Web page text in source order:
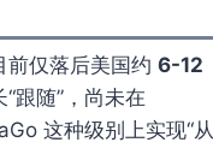
前仅落后美国约 6-12
跟随”，尚未在
这种级别上实现“从